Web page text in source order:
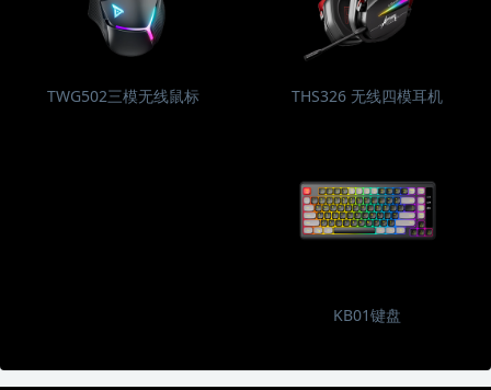
TWG502三模无线鼠标 THS326 无线四模耳机
KB01键盘